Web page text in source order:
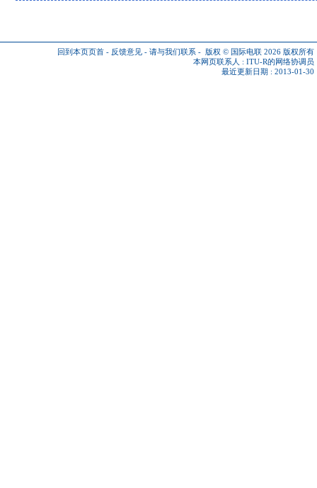
回到本页页首 - 反馈意见 - 请与我们联系 - 版权 © 国际电联 2026 版权所有
本网页联系人 : ITU-R的网络协调员
最近更新日期 : 2013-01-30